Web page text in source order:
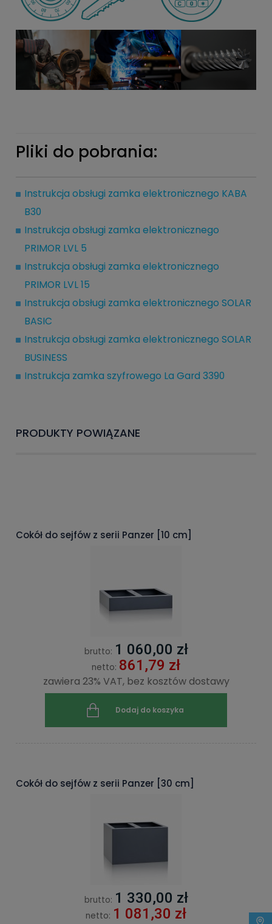
Pliki do pobrania:
Instrukcja obsługi zamka elektronicznego KABA
B30
Instrukcja obsługi zamka elektronicznego
PRIMOR LVL 5
Instrukcja obsługi zamka elektronicznego
PRIMOR LVL 15
Instrukcja obsługi zamka elektronicznego SOLAR
BASIC
Instrukcja obsługi zamka elektronicznego SOLAR
BUSINESS
Instrukcja zamka szyfrowego La Gard 3390
PRODUKTY POWIĄZANE
Cokół do sejfów z serii Panzer [10 cm]
brutto: 1 060,00 zł
netto: 861,79 zł
zawiera 23% VAT, bez kosztów dostawy
Dodaj do koszyka
Cokół do sejfów z serii Panzer [30 cm]
brutto: 1 330,00 zł
netto: 1 081,30 zł